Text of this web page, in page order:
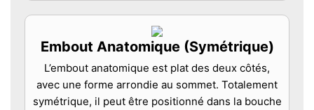
Embout Anatomique (Symétrique)
L’embout anatomique est plat des deux côtés,
avec une forme arrondie au sommet. Totalement
symétrique, il peut être positionné dans la bouche